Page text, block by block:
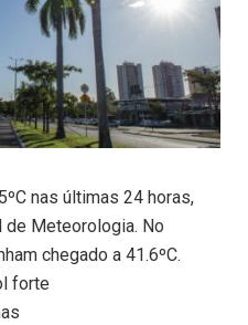
nas últimas 24 horas,
Meteorologia. No
chegado a 41.6ºC.
forte